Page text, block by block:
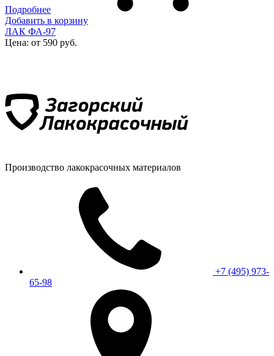
Подробнее
Добавить в корзину
ЛАК ФА-97
Цена: от 590 руб.
Производство лакокрасочных материалов
+7 (495) 973-
65-98